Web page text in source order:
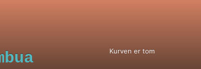
Kurven er tom